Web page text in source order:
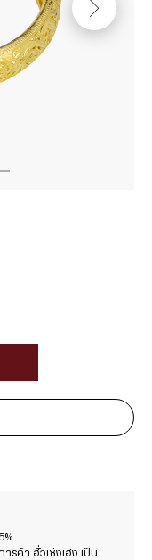
รค้า ฮั่วเซ่งเฮง เป็น